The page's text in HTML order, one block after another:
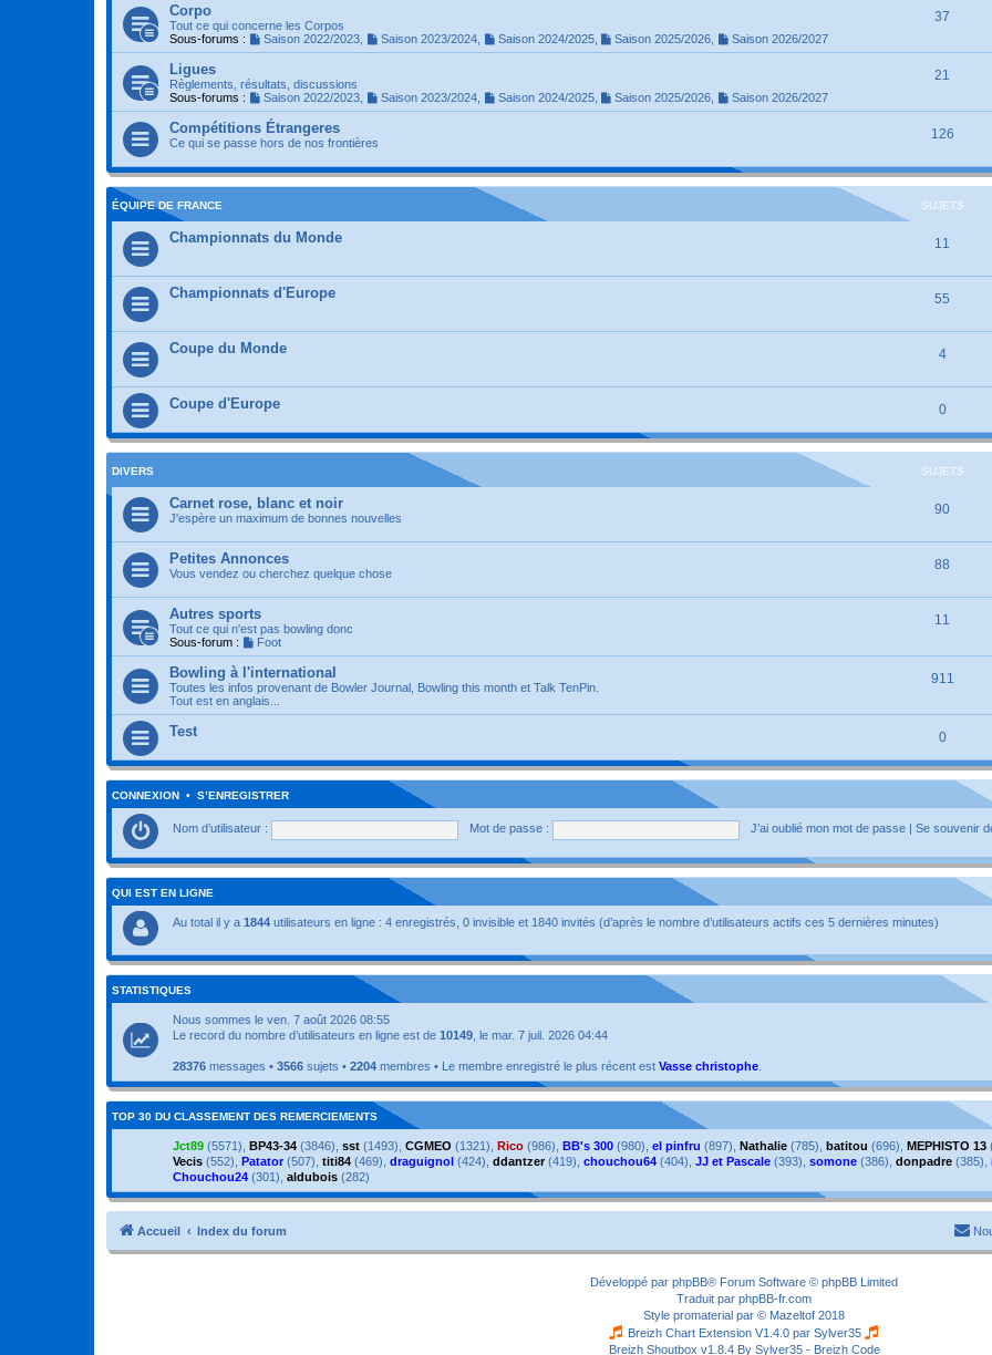
Corpo
Tout ce qui concerne les Corpos
Sous-forums :
Saison 2022/2023, Saison 2023/2024, Saison 2024/2025, Saison 2025/2026 Saison 2026/2027
37
Ligues
Règlements, résultats, discussions
Sous-forums :
Saison 2022/2023, Saison 2023/2024, Saison 2024/2025, Saison 2025/2026 Saison 2026/2027
21
Compétitions Étrangeres
Ce qui se passe hors de nos frontières
126
ÉQUIPE DE FRANCE SUJETS
Championnats du Monde 11
Championnats d'Europe 55
Coupe du Monde 4
Coupe d'Europe 0
DIVERS SUJETS
Carnet rose, blanc et noir
J'espère un maximum de bonnes nouvelles
90
Petites Annonces
Vous vendez ou cherchez quelque chose
88
Autres sports
Tout ce qui n'est pas bowling donc
Sous-forum :
Foot
11
Bowling à l'international
Toutes les infos provenant de Bowler Journal, Bowling this month et Talk TenPin.
Tout est en anglais...
911
Test 0
CONNEXION • S’ENREGISTRER
Nom d’utilisateur : Mot de passe : J’ai oublié mon mot de passe Se souvenir
QUI EST EN LIGNE
Au total il y a 1844 utilisateurs en ligne : 4 enregistrés, 0 invisible et 1840 invités (d’après le nombre d’utilisateurs actifs ces 5 dernières minutes)
STATISTIQUES
Nous sommes le ven. 7 août 2026 08:55
Le record du nombre d’utilisateurs en ligne est de 10149 , le mar. 7 juil. 2026 04:44
28376 messages • 3566 sujets • 2204 membres • Le membre enregistré le plus récent est Vasse christophe
TOP 30 DU CLASSEMENT DES REMERCIEMENTS
Jct89 (5571), BP43-34 (3846), sst (1493), CGMEO (1321), Rico (986), BB's 300 (980), el pinfru (897), Nathalie (785), batitou (696), MEPHISTO 13
Vecis (552), Patator (507), titi84 (469), draguignol (424), ddantzer(419), chouchou64 (404), JJ et Pascale (393), somone (386), donpadre (385),
Chouchou24 (301), aldubois (282)
Accueil Index du forum
Développé par phpBB® Forum Software © phpBB Limited
Traduit par phpBB-fr.com
Style promaterial par © Mazeltof 2018
Breizh Chart Extension V1.4.0 par Sylver35
Breizh Shoutbox v1.8.4 By Sylver35 - Breizh Code